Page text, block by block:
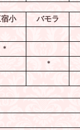
小 バモラ
＊
＊